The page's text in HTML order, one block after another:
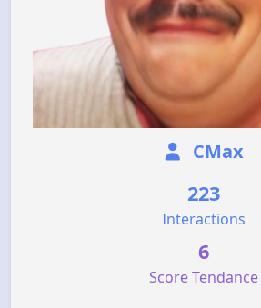
CMax
223
Interactions
6
Score Tendance